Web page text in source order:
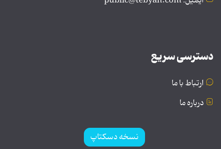
دسترسی سریع
ارتباط با ما
درباره ما
نسخه دسکتاپ